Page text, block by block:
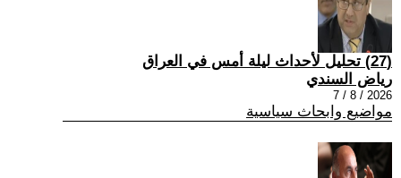
(27) تحليل لأحداث ليلة أمس في العراق
رياض السندي
2026 / 8 / 7
مواضيع وابحاث سياسية